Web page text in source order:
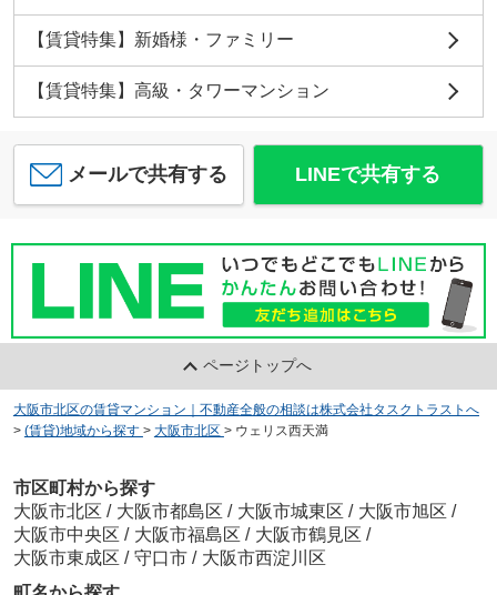
【賃貸特集】新婚様・ファミリー
【賃貸特集】高級・タワーマンション
メールで共有する LINEで共有する
ページトップへ
大阪市北区の賃貸マンション｜不動産全般の相談は株式会社タスクトラストへ
> (賃貸)地域から探す > 大阪市北区 > ウェリス西天満
市区町村から探す
大阪市北区 / 大阪市都島区 / 大阪市城東区 / 大阪市旭区 /
大阪市中央区 / 大阪市福島区 / 大阪市鶴見区 /
大阪市東成区 / 守口市 / 大阪市西淀川区